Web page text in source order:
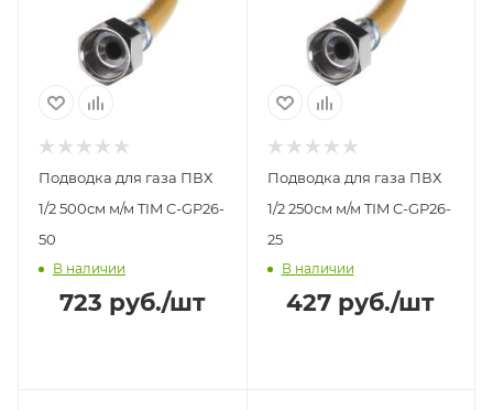
Подводка для газа ПВХ
1/2 500см м/м TIM C-GP26-
50
В наличии
723 руб./шт
Подводка для газа ПВХ
1/2 250см м/м TIM C-GP26-
25
В наличии
427 руб./шт